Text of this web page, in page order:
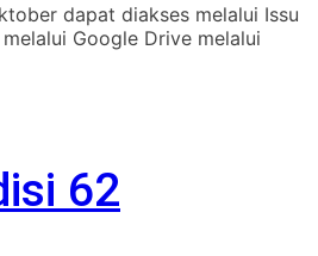
dapat diakses melalui Issu
Google Drive melalui
62